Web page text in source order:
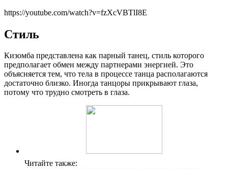
https://youtube.com/watch?v=fzXcVBTlI8E
Стиль
Кизомба представлена как парный танец, стиль которого
предполагает обмен между партнерами энергией. Это
объясняется тем, что тела в процессе танца располагаются
достаточно близко. Иногда танцоры прикрывают глаза,
потому что трудно смотреть в глаза.
Читайте также: